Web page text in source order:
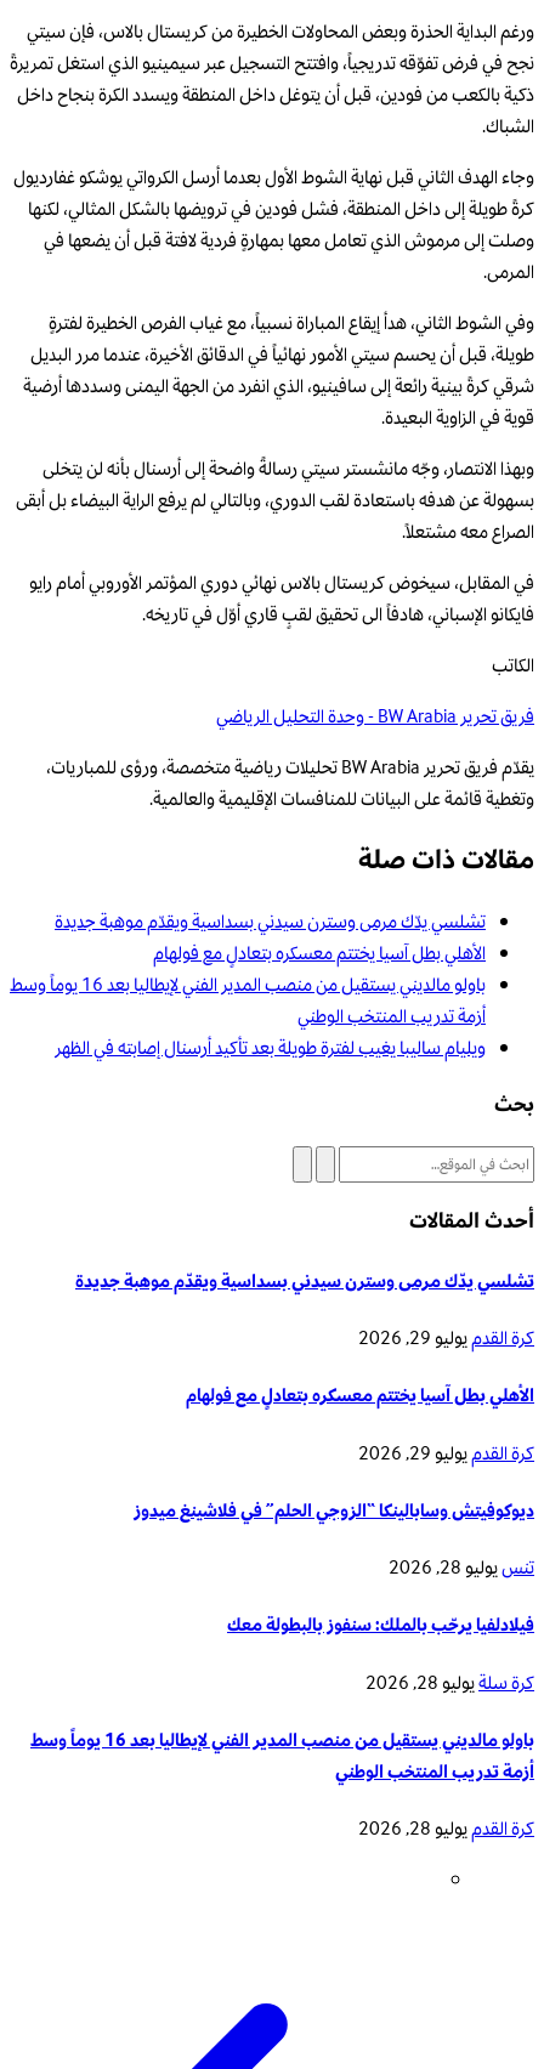
ورغم البداية الحذرة وبعض المحاولات الخطيرة من كريستال بالاس، فإن سيتي
نجح في فرض تفوّقه تدريجياً، وافتتح التسجيل عبر سيمينيو الذي استغل تمريرةً
ذكية بالكعب من فودين، قبل أن يتوغل داخل المنطقة ويسدد الكرة بنجاح داخل
الشباك.
وجاء الهدف الثاني قبل نهاية الشوط الأول بعدما أرسل الكرواتي يوشكو غفارديول
كرةً طويلة إلى داخل المنطقة، فشل فودين في ترويضها بالشكل المثالي، لكنها
وصلت إلى مرموش الذي تعامل معها بمهارةٍ فردية لافتة قبل أن يضعها في
المرمى.
وفي الشوط الثاني، هدأ إيقاع المباراة نسبياً، مع غياب الفرص الخطيرة لفترةٍ
طويلة، قبل أن يحسم سيتي الأمور نهائياً في الدقائق الأخيرة، عندما مرر البديل
شرقي كرةً بينية رائعة إلى سافينيو، الذي انفرد من الجهة اليمنى وسددها أرضية
قوية في الزاوية البعيدة.
وبهذا الانتصار، وجّه مانشستر سيتي رسالةً واضحة إلى أرسنال بأنه لن يتخلى
بسهولة عن هدفه باستعادة لقب الدوري، وبالتالي لم يرفع الراية البيضاء بل أبقى
الصراع معه مشتعلاً.
في المقابل، سيخوض كريستال بالاس نهائي دوري المؤتمر الأوروبي أمام رايو
فايكانو الإسباني، هادفاً الى تحقيق لقبٍ قاري أوّل في تاريخه.
الكاتب
فريق تحرير BW Arabia - وحدة التحليل الرياضي
يقدّم فريق تحرير BW Arabia تحليلات رياضية متخصصة، ورؤى للمباريات،
وتغطية قائمة على البيانات للمنافسات الإقليمية والعالمية.
مقالات ذات صلة
تشلسي يدّك مرمى وسترن سيدني بسداسية ويقدّم موهبة جديدة
الأهلي بطل آسيا يختتم معسكره بتعادلٍ مع فولهام
باولو مالديني يستقيل من منصب المدير الفني لإيطاليا بعد 16 يوماً وسط
أزمة تدريب المنتخب الوطني
ويليام ساليبا يغيب لفترة طويلة بعد تأكيد أرسنال إصابته في الظهر
بحث
أحدث المقالات
تشلسي يدّك مرمى وسترن سيدني بسداسية ويقدّم موهبة جديدة
كرة القدميوليو 29, 2026
الأهلي بطل آسيا يختتم معسكره بتعادلٍ مع فولهام
كرة القدميوليو 29, 2026
ديوكوفيتش وسابالينكا “الزوجي الحلم” في فلاشينغ ميدوز
تنسيوليو 28, 2026
فيلادلفيا يرحّب بالملك: سنفوز بالبطولة معك
كرة سلةيوليو 28, 2026
باولو مالديني يستقيل من منصب المدير الفني لإيطاليا بعد 16 يوماً وسط
أزمة تدريب المنتخب الوطني
كرة القدميوليو 28, 2026